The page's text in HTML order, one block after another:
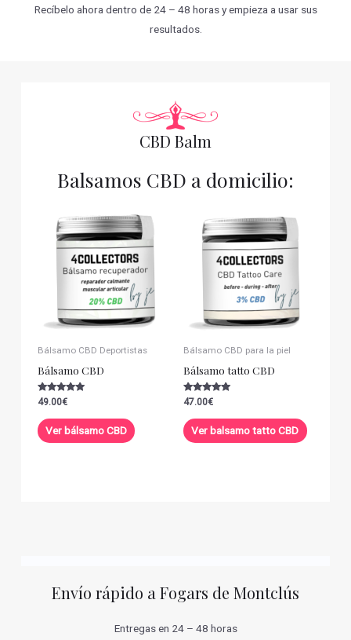
Recíbelo ahora dentro de 24 – 48 horas y empieza a usar sus
resultados.
CBD Balm
Balsamos CBD a domicilio:
Bálsamo CBD Deportistas
Bálsamo CBD
Valorado con
de 5
49.00€
Ver bálsamo CBD
Bálsamo CBD para la piel
Bálsamo tatto CBD
Valorado con
de 5
47.00€
Ver balsamo tatto CBD
Envío rápido a Fogars de Montclús
Entregas en 24 – 48 horas